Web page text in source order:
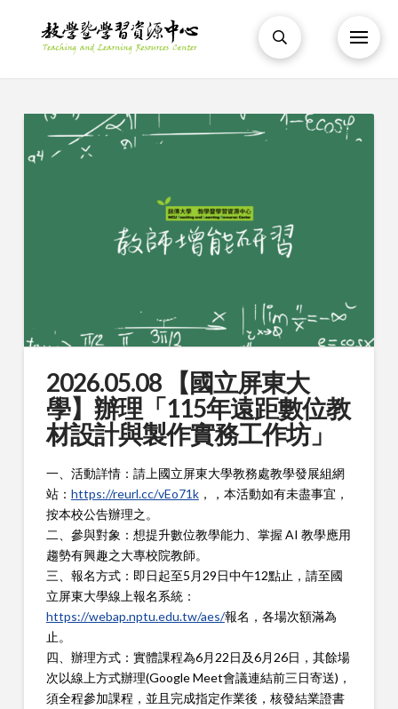
2026.05.08 【國立屏東大
學】辦理「115年遠距數位教
材設計與製作實務工作坊」
一、活動詳情：請上國立屏東大學教務處教學發展組網
站： https://reurl.cc/vEo71k，，本活動如有未盡事宜，
按本校公告辦理之。
二
、參與對象：想提升數位教學能力、掌握 AI 教學應用
趨勢有興趣之大專校院教師。
三、報名方式：即日起至5月29日中午12點止，請至國
立屏東大學線上報名系統：
https://webap.nptu.edu.tw/aes/報名，各場次額滿為
止。
四、 辦理方式：實體課程為6月22日及6月26日，其餘場
次以線上方式辦理(Google Meet會議連結前三日寄送)，
須全程參加課程，並且完成指定作業後，核發結業證書